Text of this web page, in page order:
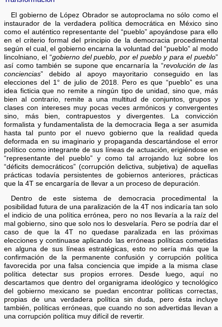
El gobierno de López Obrador se autoproclama no sólo como el
instaurador de la verdadera política democrática en México sino
como el auténtico representante del “pueblo” apoyándose para ello
en el criterio formal del principio de la democracia procedimental
según el cual, el gobierno encarna la voluntad del “pueblo” al modo
lincolniano, el “gobierno del pueblo, por el pueblo y para el pueblo”
así como también se supone que encarnaría la “revolución de las
conciencias” debido al apoyo mayoritario conseguido en las
elecciones del 1° de julio de 2018. Pero es que “pueblo” es una
idea ficticia que no remite a ningún tipo de unidad, sino que, más
bien al contrario, remite a una multitud de conjuntos, grupos y
clases con intereses muy pocas veces armónicos y convergentes
sino, más bien, contrapuestos y divergentes. La convicción
formalista y fundamentalista de la democracia llega a ser asumida
hasta tal punto por el nuevo gobierno que la realidad queda
deformada en su imaginario y propaganda descartándose el error
político como integrante de sus líneas de actuación, erigiéndose en
“representante del pueblo” y como tal arrojando luz sobre los
“déficits democráticos” (corrupción delictiva, subjetiva) de aquellas
prácticas todavía persistentes de gobiernos anteriores, prácticas
que la 4T se encargaría de llevar a un proceso de depuración.
Dentro de este sistema de democracia procedimental la
posibilidad futura de una paralización de la 4T nos indicaría tan solo
el indicio de una política errónea, pero no nos llevaría a la raíz del
mal gobierno, sino que solo nos lo desvelaría. Pero se podría dar el
caso de que la 4T no quedase paralizada en las próximas
elecciones y continuase aplicando las erróneas políticas cometidas
en alguna de sus líneas estratégicas, esto no sería más que la
confirmación de la permanente confusión y corrupción política
favorecida por una falsa conciencia que impide a la misma clase
política detectar sus propios errores. Desde luego, aquí no
descartamos que dentro del organigrama ideológico y tecnológico
del gobierno mexicano se puedan encontrar políticas correctas,
propias de una verdadera política sin duda, pero ésta incluye
también, políticas erróneas, que cuando no son advertidas llevan a
una corrupción política muy difícil de revertir.